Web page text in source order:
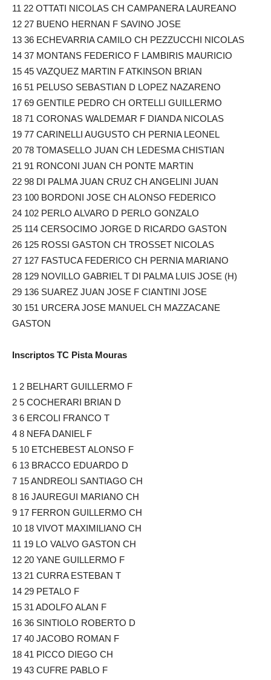
11 22 OTTATI NICOLAS CH CAMPANERA LAUREANO
12 27 BUENO HERNAN F SAVINO JOSE
13 36 ECHEVARRIA CAMILO CH PEZZUCCHI NICOLAS
14 37 MONTANS FEDERICO F LAMBIRIS MAURICIO
15 45 VAZQUEZ MARTIN F ATKINSON BRIAN
16 51 PELUSO SEBASTIAN D LOPEZ NAZARENO
17 69 GENTILE PEDRO CH ORTELLI GUILLERMO
18 71 CORONAS WALDEMAR F DIANDA NICOLAS
19 77 CARINELLI AUGUSTO CH PERNIA LEONEL
20 78 TOMASELLO JUAN CH LEDESMA CHISTIAN
21 91 RONCONI JUAN CH PONTE MARTIN
22 98 DI PALMA JUAN CRUZ CH ANGELINI JUAN
23 100 BORDONI JOSE CH ALONSO FEDERICO
24 102 PERLO ALVARO D PERLO GONZALO
25 114 CERSOCIMO JORGE D RICARDO GASTON
26 125 ROSSI GASTON CH TROSSET NICOLAS
27 127 FASTUCA FEDERICO CH PERNIA MARIANO
28 129 NOVILLO GABRIEL T DI PALMA LUIS JOSE (H)
29 136 SUAREZ JUAN JOSE F CIANTINI JOSE
30 151 URCERA JOSE MANUEL CH MAZZACANE
GASTON
Inscriptos TC Pista Mouras
1 2 BELHART GUILLERMO F
2 5 COCHERARI BRIAN D
3 6 ERCOLI FRANCO T
4 8 NEFA DANIEL F
5 10 ETCHEBEST ALONSO F
6 13 BRACCO EDUARDO D
7 15 ANDREOLI SANTIAGO CH
8 16 JAUREGUI MARIANO CH
9 17 FERRON GUILLERMO CH
10 18 VIVOT MAXIMILIANO CH
11 19 LO VALVO GASTON CH
12 20 YANE GUILLERMO F
13 21 CURRA ESTEBAN T
14 29 PETALO F
15 31 ADOLFO ALAN F
16 36 SINTIOLO ROBERTO D
17 40 JACOBO ROMAN F
18 41 PICCO DIEGO CH
19 43 CUFRE PABLO F